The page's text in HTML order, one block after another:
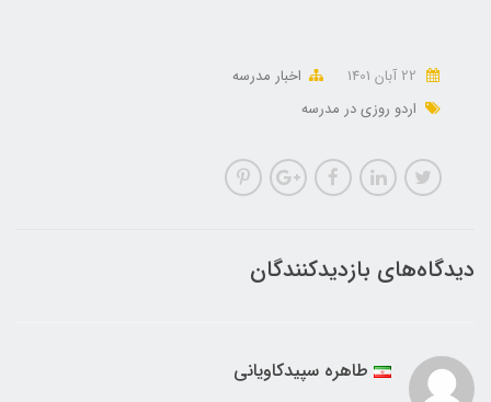
اخبار مدرسه
اردو روزی در مدرسه
دیدگاه‌های بازدیدکنندگان
طاهره سپیدکاویانی